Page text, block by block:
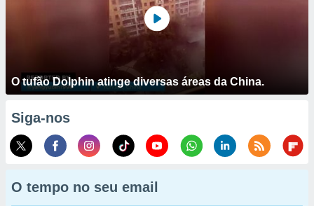
O tufão Dolphin atinge diversas áreas da China.
Siga-nos
O tempo no seu email